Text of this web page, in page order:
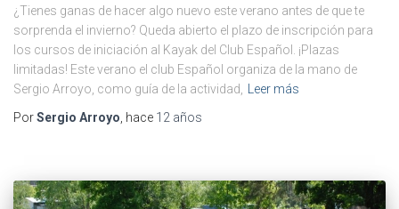
¿Tienes ganas de hacer algo nuevo este verano antes de que te
sorprenda el invierno? Queda abierto el plazo de inscripción para
los cursos de iniciación al Kayak del Club Español. ¡Plazas
limitadas! Este verano el club Español organiza de la mano de
Sergio Arroyo, como guía de la actividad,
Leer más
PorSergio Arroyo , hace 12 años